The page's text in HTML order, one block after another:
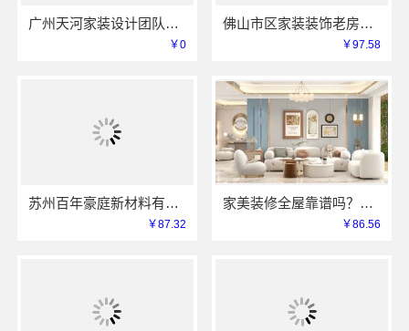
广州天河家装设计团队拎包入住精匠饰家全屋定制
￥0
佛山市区家装装饰老房翻新，雅居美家一站式焕新
￥97.58
苏州百年豪庭新材料有限公司-本地全包新房装修报价
￥87.32
家美装修全屋靠谱吗？嘉兴家美建材科技有限公司来解答
￥86.56